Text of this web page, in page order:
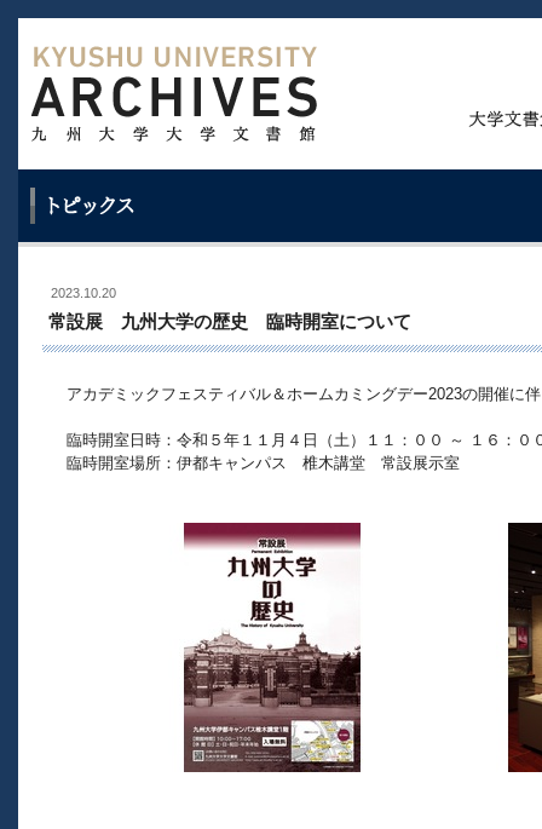
2023.10.20
常設展 九州大学の歴史 臨時開室について
アカデミックフェスティバル＆ホームカミングデー2023の開催に
臨時開室日時：令和５年１１月４日（土）１１：００ ～ １６：０
臨時開室場所：伊都キャンパス 椎木講堂 常設展示室